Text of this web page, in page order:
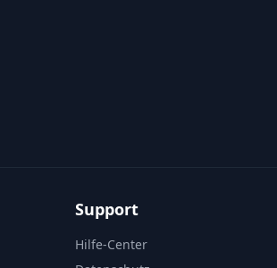
Support
Hilfe-Center